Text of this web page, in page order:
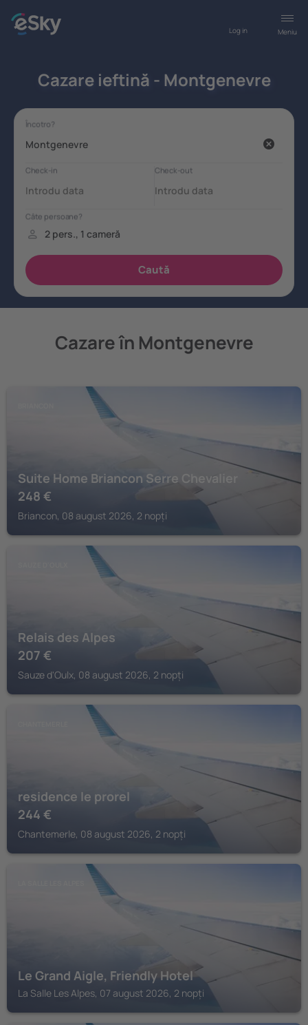
Meniu
Log in
Cazare ieftină - Montgenevre
Cazare în Montgenevre
Suite Home Briancon Serre Chevalier
248 €
Briancon, 08 august 2026, 2 nopți
Relais des Alpes
207 €
Sauze d'Oulx, 08 august 2026, 2 nopți
residence le prorel
244 €
Chantemerle, 08 august 2026, 2 nopți
Le Grand Aigle, Friendly Hotel
La Salle Les Alpes, 07 august 2026, 2 nopți